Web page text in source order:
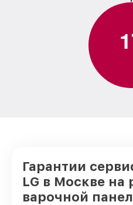
1
Гарантии
LG в Москве на
варочной